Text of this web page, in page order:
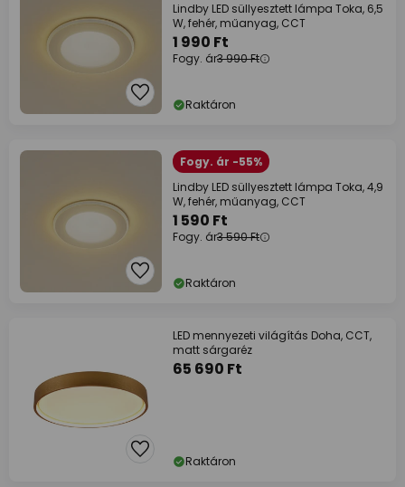
Lindby LED süllyesztett lámpa Toka, 6,5
W, fehér, műanyag, CCT
1 990 Ft
Fogy. ár3 990 Ft
Raktáron
Fogy. ár -55%
Lindby LED süllyesztett lámpa Toka, 4,9
W, fehér, műanyag, CCT
1 590 Ft
Fogy. ár3 590 Ft
Raktáron
LED mennyezeti világítás Doha, CCT,
matt sárgaréz
65 690 Ft
Raktáron